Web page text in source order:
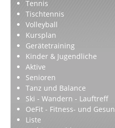
Tennis
Tischtennis
Volleyball
Kursplan
Gerätetraining
Kinder & Jugendliche
Aktive
Senioren
Tanz und Balance
Ski - Wandern - Lauftreff
OeFit - Fitness- und
Liste